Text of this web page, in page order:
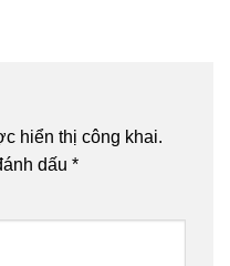
hiển thị công khai.
dấu *